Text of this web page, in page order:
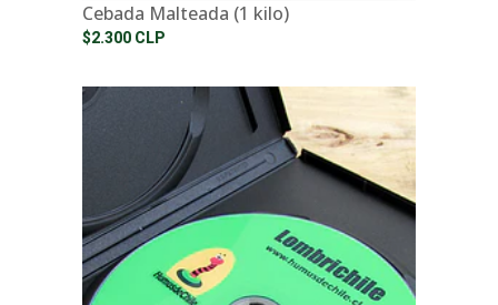
Cebada Malteada (1 kilo)
$2.300 CLP